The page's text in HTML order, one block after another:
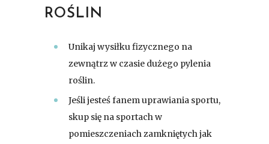
ROŚLIN
Unikaj wysiłku fizycznego na
zewnątrz w czasie dużego pylenia
roślin.
Jeśli jesteś fanem uprawiania sportu,
skup się na sportach w
pomieszczeniach zamkniętych jak